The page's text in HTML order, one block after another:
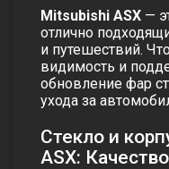
Mitsubishi ASX —
отлично
и путешествий.
видимость и
обновление фар
ухода за
Стекло и
ASX: